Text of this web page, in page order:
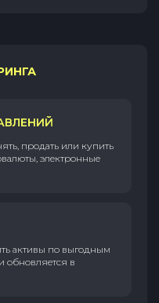
продать или купить
электронные
активы по выгодным
обновляется в